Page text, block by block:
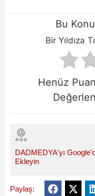
Bu
Bir Yıldıza
Henüz
DADMEDYA'yı
Ekleyin
Paylaş: